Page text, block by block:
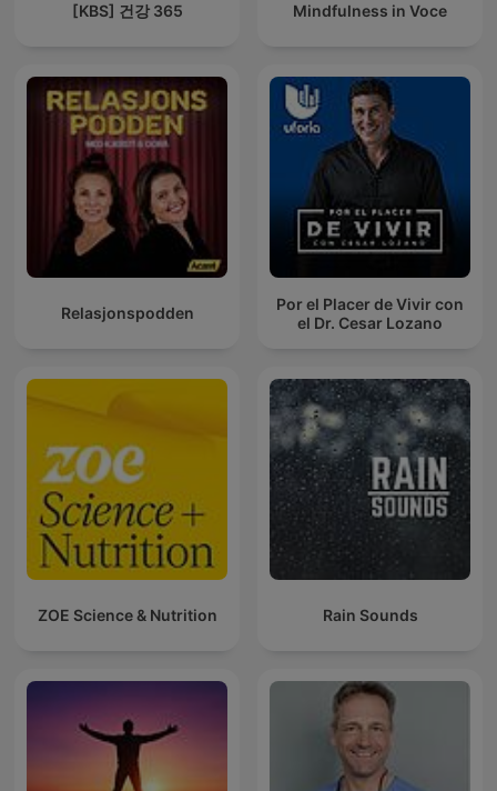
[KBS] 건강 365 Mindfulness in Voce
Relasjonspodden
Por el Placer de Vivir con
el Dr. Cesar Lozano
ZOE Science & Nutrition Rain Sounds